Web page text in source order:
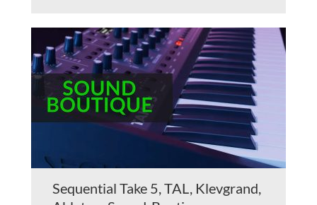
Sequential Take 5, TAL, Klevgrand,